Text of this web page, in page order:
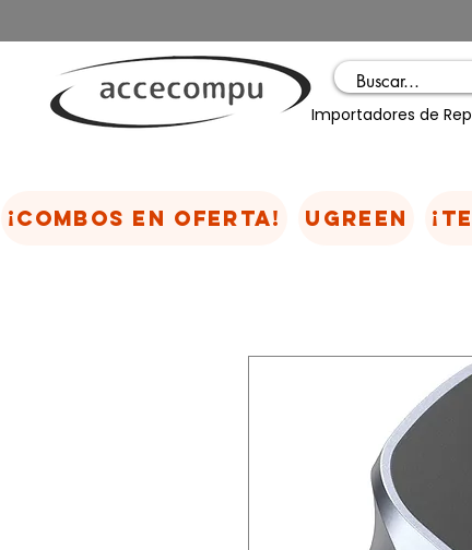
Importadores de
¡COMBOS EN OFERTA! UGREEN